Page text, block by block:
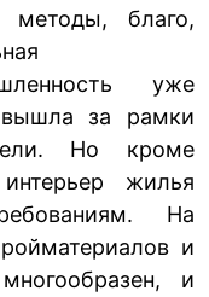
благо,
уже
за рамки
Но кроме
жилья
На
и
и